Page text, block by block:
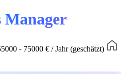
Manager
- 75000 € / Jahr (geschätzt)